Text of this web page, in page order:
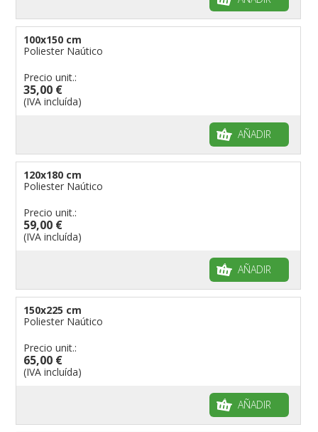
100x150 cm
Poliester Naútico
Precio unit.:
35,00 €
(IVA incluída)
AÑADIR
120x180 cm
Poliester Naútico
Precio unit.:
59,00 €
(IVA incluída)
AÑADIR
150x225 cm
Poliester Naútico
Precio unit.:
65,00 €
(IVA incluída)
AÑADIR